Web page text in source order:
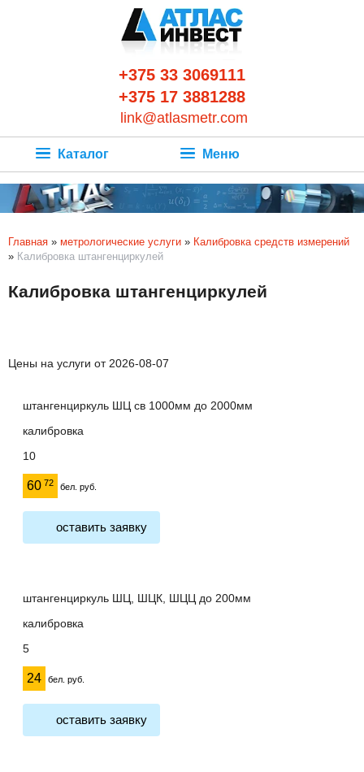
+375 33 3069111
+375 17 3881288
link@atlasmetr.com
Каталог Меню
Главная » метрологические услуги » Калибровка средств измерений
» Калибровка штангенциркулей
Калибровка штангенциркулей
Цены на услуги от 2026-08-07
штангенциркуль ШЦ св 1000мм до 2000мм
калибровка
10
60 72 бел. руб.
оставить заявку
штангенциркуль ШЦ, ШЦК, ШЦЦ до 200мм
калибровка
5
24 бел. руб.
оставить заявку